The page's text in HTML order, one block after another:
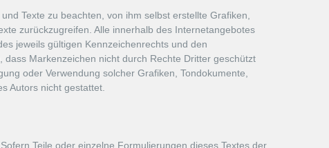
Texte zu beachten, von ihm selbst erstellte Grafiken,
zurückzugreifen. Alle innerhalb des Internetangebotes
jeweils gültigen Kennzeichenrechts und den
Markenzeichen nicht durch Rechte Dritter geschützt
oder Verwendung solcher Grafiken, Tondokumente,
Autors nicht gestattet.
Teile oder einzelne Formulierungen dieses Textes der